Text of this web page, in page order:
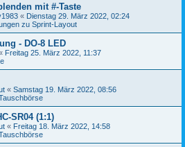
mit #-Taste
« Dienstag 29. März 2022, 02:24
zu Sprint-Layout
- DO-8 LED
Freitag 25. März 2022, 11:37
« Samstag 19. März 2022, 08:56
SR04 (1:1)
« Freitag 18. März 2022, 14:58